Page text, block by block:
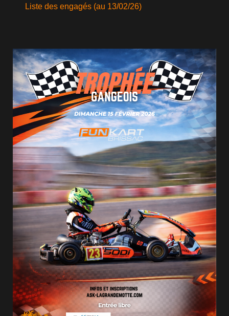
Liste des engagés (au 13/02/26)